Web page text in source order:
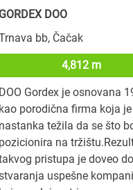
GORDEX DOO
bb, Čačak
4,812 m
DOO Gordex je osnovana
kao porodična firma koja
nastanka težila da se što
pozicionira na
pristupa je doveo do
uspešne